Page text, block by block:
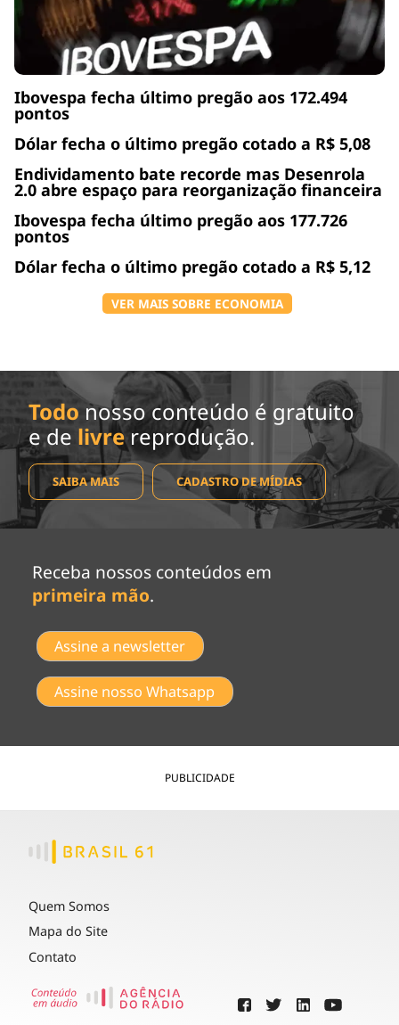
Ibovespa fecha último pregão aos 172.494
pontos
Dólar fecha o último pregão cotado a R$ 5,08
Endividamento bate recorde mas Desenrola
2.0 abre espaço para reorganização financeira
Ibovespa fecha último pregão aos 177.726
pontos
Dólar fecha o último pregão cotado a R$ 5,12
VER MAIS SOBRE ECONOMIA
Todo nosso conteúdo é gratuito
e de livrereprodução.
SAIBA MAIS CADASTRO DE MÍDIAS
Receba nossos conteúdos em
primeira mão.
Assine a newsletter
Assine nosso Whatsapp
PUBLICIDADE
Quem Somos
Mapa do Site
Contato